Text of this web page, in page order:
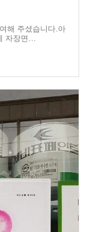
해 주셨습니다.아
자장면…